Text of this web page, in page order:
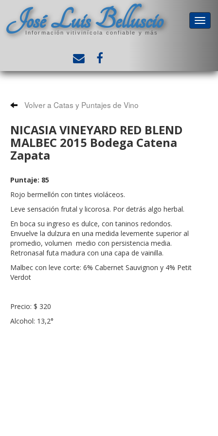
José Luis Belluscio
Información vitivinícola confiable y más
Volver a Catas y Puntajes de Vino
NICASIA VINEYARD RED BLEND
MALBEC 2015 Bodega Catena
Zapata
Puntaje: 85
Rojo bermellón con tintes violáceos.
Leve sensación frutal y licorosa. Por detrás algo herbal.
En boca su ingreso es dulce, con taninos redondos.
Envuelve la dulzura en una medida levemente superior al
promedio, volumen medio con persistencia media.
Retronasal futa madura con una capa de vainilla.
Malbec con leve corte: 6% Cabernet Sauvignon y 4% Petit
Verdot
Precio: $ 320
Alcohol: 13,2°